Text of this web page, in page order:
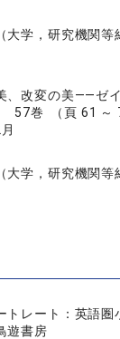
大学，研究機関等
、改変の美――ゼ
57巻 （頁 61 ～
大学，研究機関等
トレート：英語
遊書房